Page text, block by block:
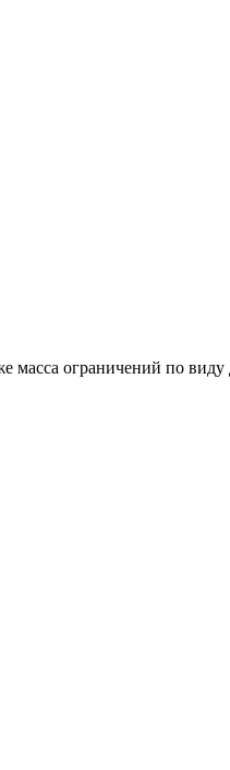
масса ограничений по виду